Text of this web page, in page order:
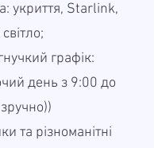
укриття, Starlink,
графік:
день з 9:00 до
та різноманітні